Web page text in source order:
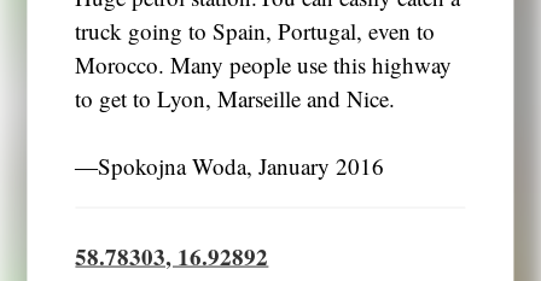
truck going to Spain, Portugal, even to
Morocco. Many people use this highway
to get to Lyon, Marseille and Nice.
―Spokojna Woda, January 2016
58.78303, 16.92892